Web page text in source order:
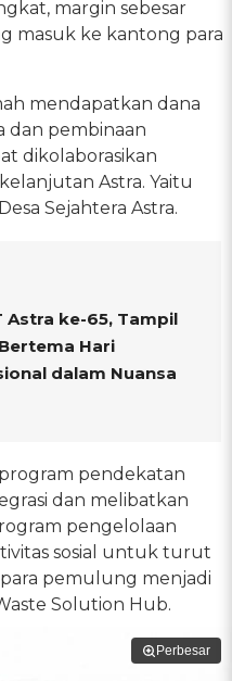
margin sebesar
masuk ke kantong para
mendapatkan dana
dan pembinaan
dikolaborasikan
Astra. Yaitu
Sejahtera Astra.
Astra ke-65, Tampil
Hari
dalam Nuansa
pendekatan
dan melibatkan
pengelolaan
sosial untuk turut
pemulung menjadi
Solution Hub.
Perbesar